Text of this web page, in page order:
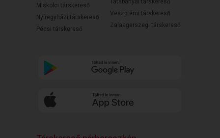
Miskolci társkereső
Nyíregyházi társkereső
Pécsi társkereső
Veszprémi társkereső
Zalaegerszegi társkereső